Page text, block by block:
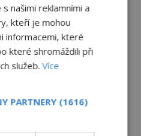
tajemné snímky
Je na něm přeci jen voda?
7.8.2026 2.5TIS
27.7.2026 3.5TIS
našimi reklamními a
kteří je mohou
informacemi, které
které shromáždili při
služeb.Více
PARTNERY (1616)